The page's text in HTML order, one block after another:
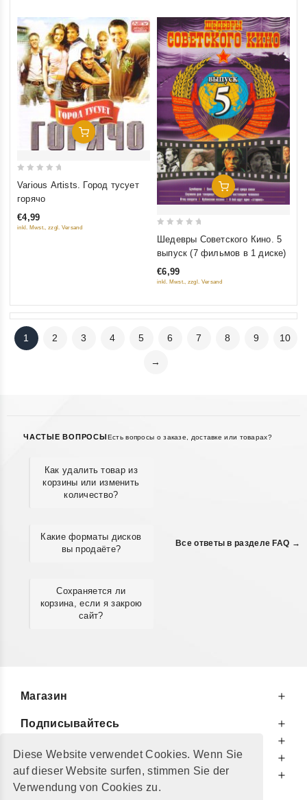
Diese Website verwendet Cookies. Wenn Sie
auf dieser Website surfen, stimmen Sie der
Verwendung von Cookies zu.
Добавить В Корзину
5
Various Artists. Город тусует
горячо
€4,99
inkl. Mwst., zzgl. Versand
Добавить В Корзину
out
5
Шедевры Советского Кино. 5
выпуск (7 фильмов в 1 диске)
€6,99
inkl. Mwst., zzgl. Versand
1 2 3 4 5 6 7 8 9 10
→
ЧАСТЫЕ ВОПРОСЫ Есть вопросы о заказе, доставке или товарах?
Как удалить товар из
корзины или изменить
количество?
Какие форматы дисков
вы продаёте?
Сохраняется ли
корзина, если я закрою
сайт?
Все ответы в разделе FAQ →
Магазин
Подписывайтесь
Информируем Вас
Дополнительно